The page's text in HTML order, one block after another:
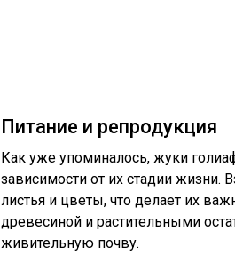
Питание и репродукция
Как уже упоминалось, жуки
зависимости от их стадии жизни.
листья и цветы, что делает их
древесиной и растительными
живительную почву.